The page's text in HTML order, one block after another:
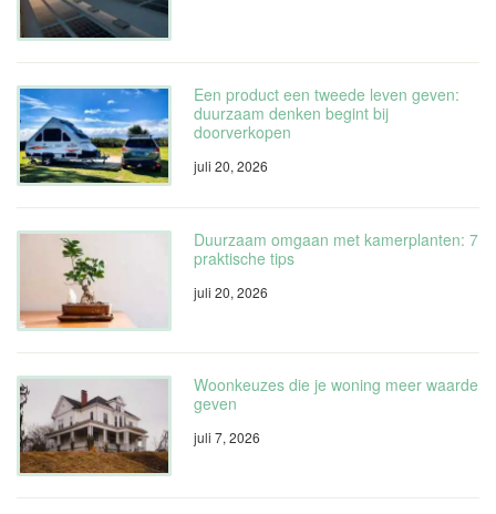
Een product een tweede leven geven:
duurzaam denken begint bij
doorverkopen
juli 20, 2026
Duurzaam omgaan met kamerplanten: 7
praktische tips
juli 20, 2026
Woonkeuzes die je woning meer waarde
geven
juli 7, 2026